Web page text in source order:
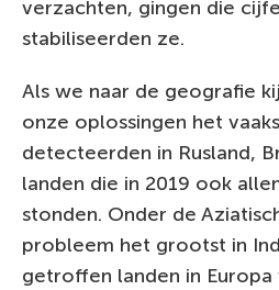
verzachten, gingen die
stabiliseerden ze.
Als we naar de geografie
onze oplossingen het
detecteerden in Rusland,
landen die in 2019 ook
stonden. Onder de
probleem het grootst in
getroffen landen in Europa